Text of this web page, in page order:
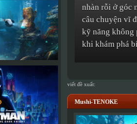
nhàn rỗi ở góc
câu chuyện vĩ
kỹ năng không
khi khám phá
viết đề xuất:
Mushi-TENOKE